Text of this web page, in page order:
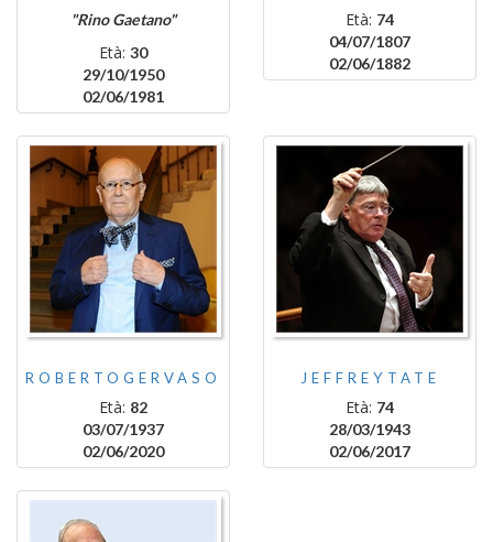
"Rino Gaetano"
Età: 30
29/10/1950
02/06/1981
Età: 74
04/07/1807
02/06/1882
ROBERTOGERVASO
Età: 82
03/07/1937
02/06/2020
JEFFREYTATE
Età: 74
28/03/1943
02/06/2017